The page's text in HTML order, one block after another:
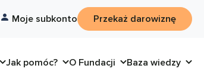
Moje subkonto Przekaż darowiznę
Jak pomóc? O Fundacji Baza wiedzy